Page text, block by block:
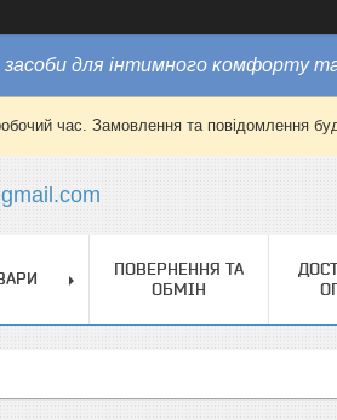
для інтимного комфорту
час. Замовлення та повідомлення
ПОВЕРНЕННЯ ТА
ОБМІН